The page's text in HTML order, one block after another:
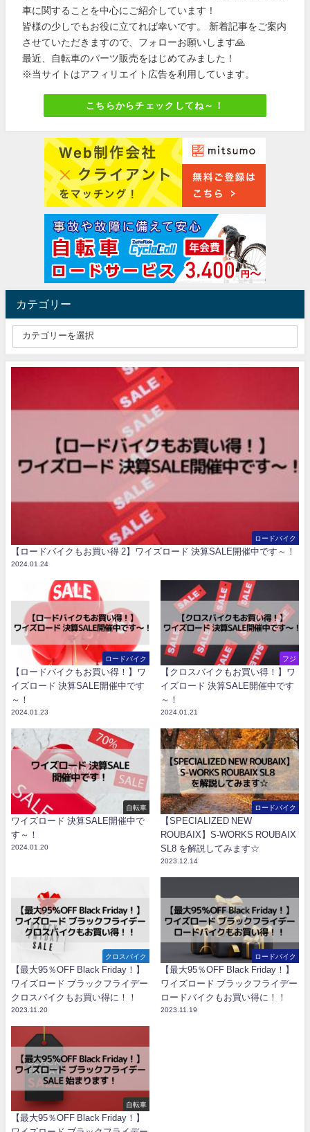
車に関することを中心にご紹介しています！
皆様の少しでもお役に立てれば幸いです。 新着記事をご案内
させていただきますので、フォローお願いします🙏
最近、自転車のパーツ販売をはじめてみました！
※当サイトはアフィリエイト広告を利用しています。
こちらからチェックしてね～！
カテゴリー
ロードバイク
【ロードバイクもお買い得 2】ワイズロード 決算SALE開催中です～！
2024.01.24
ロードバイク
【ロードバイクもお買い得！】ワ
イズロード 決算SALE開催中です
～！
2024.01.23
フジ
【クロスバイクもお買い得！】ワ
イズロード 決算SALE開催中です
～！
2024.01.21
自転車
ワイズロード 決算SALE開催中で
す～！
2024.01.20
ロードバイク
【SPECIALIZED NEW
ROUBAIX】S-WORKS ROUBAIX
SL8 を解説してみます☆
2023.12.14
クロスバイク
【最大95％OFF Black Friday！】
ワイズロード ブラックフライデー
クロスバイクもお買い得に！！
2023.11.20
ロードバイク
【最大95％OFF Black Friday！】
ワイズロード ブラックフライデー
ロードバイクもお買い得に！！
2023.11.19
自転車
【最大95％OFF Black Friday！】